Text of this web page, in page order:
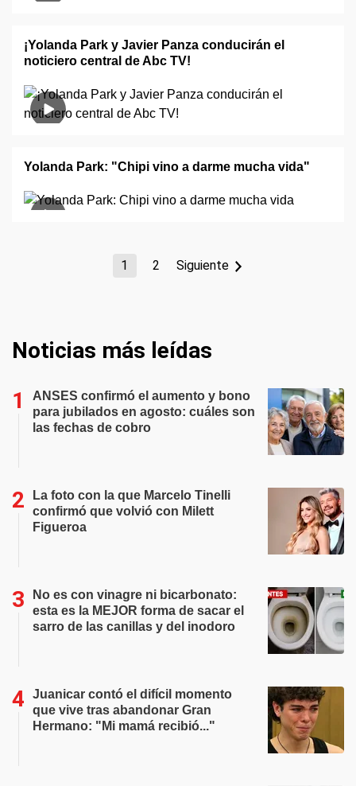
¡Yolanda Park y Javier Panza conducirán el
noticiero central de Abc TV!
Yolanda Park: "Chipi vino a darme mucha vida"
1 2 Siguiente
Noticias más leídas
ANSES confirmó el aumento y bono
para jubilados en agosto: cuáles son
las fechas de cobro
La foto con la que Marcelo Tinelli
confirmó que volvió con Milett
Figueroa
No es con vinagre ni bicarbonato:
esta es la MEJOR forma de sacar el
sarro de las canillas y del inodoro
Juanicar contó el difícil momento
que vive tras abandonar Gran
Hermano: "Mi mamá recibió..."